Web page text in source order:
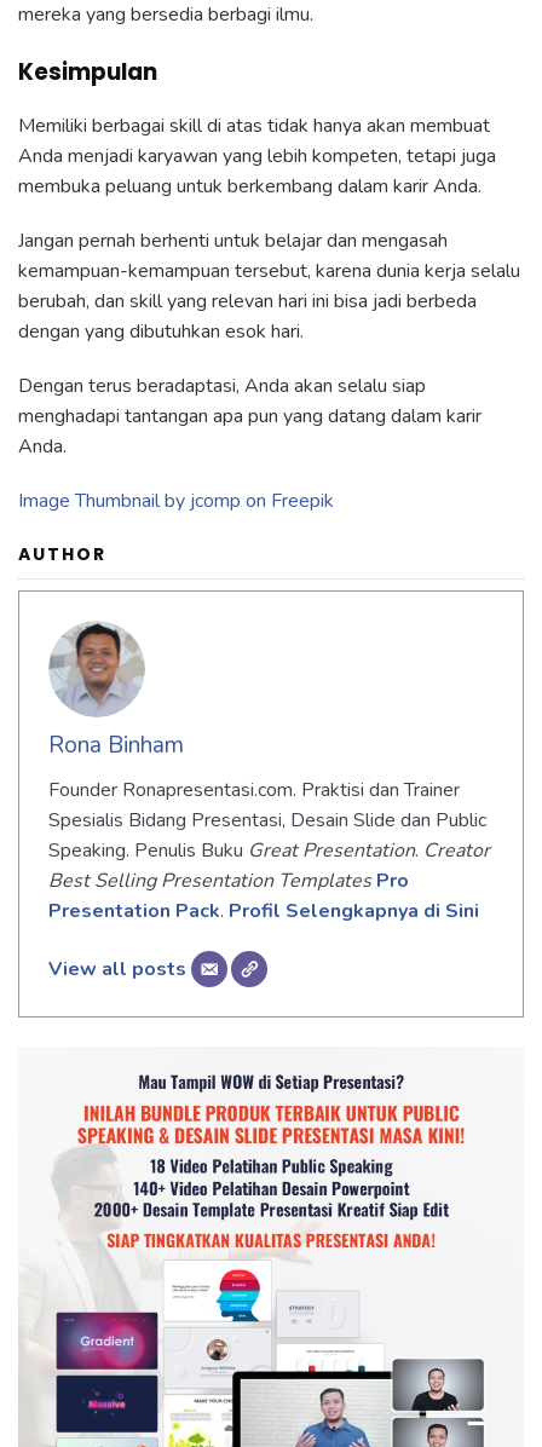
mereka yang bersedia berbagi ilmu.
Kesimpulan
Memiliki berbagai skill di atas tidak hanya akan membuat
Anda menjadi karyawan yang lebih kompeten, tetapi juga
membuka peluang untuk berkembang dalam karir Anda.
Jangan pernah berhenti untuk belajar dan mengasah
kemampuan-kemampuan tersebut, karena dunia kerja selalu
berubah, dan skill yang relevan hari ini bisa jadi berbeda
dengan yang dibutuhkan esok hari.
Dengan terus beradaptasi, Anda akan selalu siap
menghadapi tantangan apa pun yang datang dalam karir
Anda.
Image Thumbnail by jcomp on Freepik
AUTHOR
Rona Binham
Founder Ronapresentasi.com. Praktisi dan Trainer
Spesialis Bidang Presentasi, Desain Slide dan Public
Speaking. Penulis Buku Great Presentation. Creator
Best Selling Presentation Templates Pro
Presentation Pack. Profil Selengkapnya di Sini
View all posts